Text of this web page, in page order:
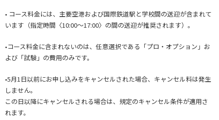
• コース料金には、主要空港および国際鉄道駅と学校間の送迎が含まれて
います（指定時間〈10:00～17:00〉の間の送迎が推奨されます）。
•コース料金に含まれないのは、任意選択である「プロ・オプション」お
よび「試験」の費用のみです。
•5月1日以前にお申し込みをキャンセルされた場合、キャンセル料は発生
しません。
この日以降にキャンセルされる場合は、規定のキャンセル条件が適用さ
れます。